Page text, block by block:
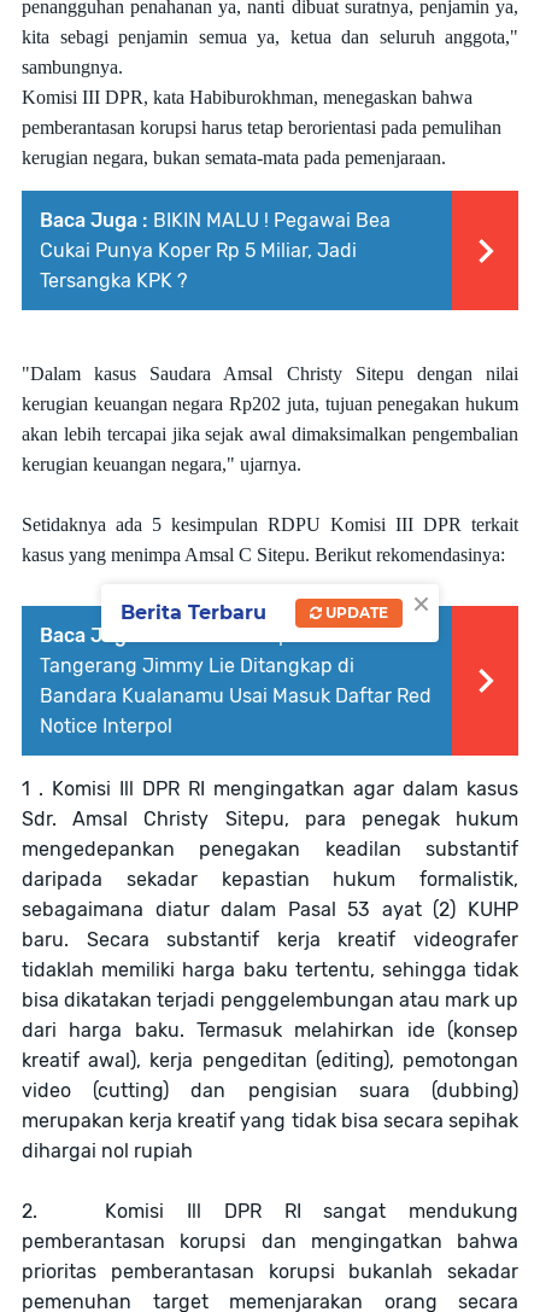
penangguhan penahanan ya, nanti dibuat suratnya, penjamin ya,
kita sebagi penjamin semua ya, ketua dan seluruh anggota,"
sambungnya.
Komisi III DPR, kata Habiburokhman, menegaskan bahwa
pemberantasan korupsi harus tetap berorientasi pada pemulihan
kerugian negara, bukan semata-mata pada pemenjaraan.
Baca Juga : BIKIN MALU ! Pegawai Bea
Cukai Punya Koper Rp 5 Miliar, Jadi
Tersangka KPK ?
"Dalam kasus Saudara Amsal Christy Sitepu dengan nilai
kerugian keuangan negara Rp202 juta, tujuan penegakan hukum
akan lebih tercapai jika sejak awal dimaksimalkan pengembalian
kerugian keuangan negara," ujarnya.
Setidaknya ada 5 kesimpulan RDPU Komisi III DPR terkait
kasus yang menimpa Amsal C Sitepu. Berikut rekomendasinya:
Baca Juga :
Tangerang Jimmy Lie Ditangkap di
Bandara Kualanamu Usai Masuk Daftar Red
Notice Interpol
1 . Komisi Ill DPR RI mengingatkan agar dalam kasus
Sdr. Amsal Christy Sitepu, para penegak hukum
mengedepankan penegakan keadilan substantif
daripada sekadar kepastian hukum formalistik,
sebagaimana diatur dalam Pasal 53 ayat (2) KUHP
baru. Secara substantif kerja kreatif videografer
tidaklah memiliki harga baku tertentu, sehingga tidak
bisa dikatakan terjadi penggelembungan atau mark up
dari harga baku. Termasuk melahirkan ide (konsep
kreatif awal), kerja pengeditan (editing), pemotongan
video (cutting) dan pengisian suara (dubbing)
merupakan kerja kreatif yang tidak bisa secara sepihak
dihargai nol rupiah
2. Komisi Ill DPR RI sangat mendukung
pemberantasan korupsi dan mengingatkan bahwa
prioritas pemberantasan korupsi bukanlah sekadar
pemenuhan target memenjarakan orang secara
×
Berita Terbaru UPDATE